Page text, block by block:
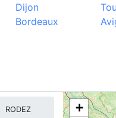
Dijon
Bordeaux
RODEZ
+